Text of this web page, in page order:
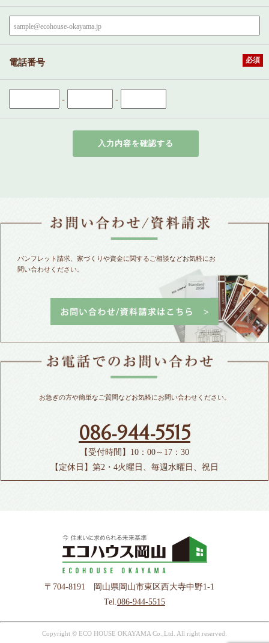
電話番号 必須
- -
パンフレット請求、家づくりや資金に関するご相談などお気軽にお
問い合わせください。
お急ぎの方や簡単なご質問などお気軽にお問い合わせください。
086-944-5515
【受付時間】10：00～17：30
【定休日】第2・4火曜日、毎週水曜日、祝日
〒704-8191 岡山県岡山市東区西大寺中野1-1
Tel.086-944-5515
Copyright © ECO HOUSE OKAYAMA Co.,Ltd. All right reserved.